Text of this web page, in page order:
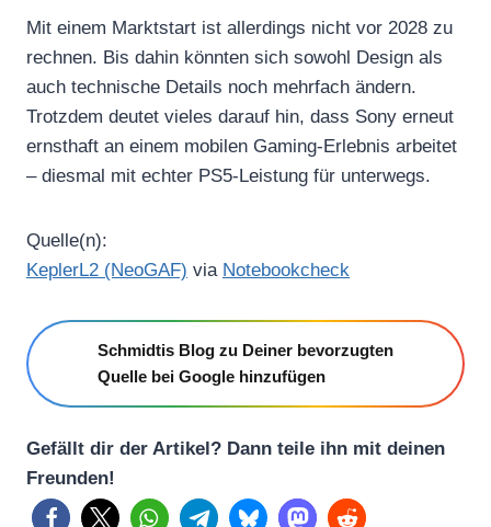
Mit einem Marktstart ist allerdings nicht vor 2028 zu
rechnen. Bis dahin könnten sich sowohl Design als
auch technische Details noch mehrfach ändern.
Trotzdem deutet vieles darauf hin, dass Sony erneut
ernsthaft an einem mobilen Gaming-Erlebnis arbeitet
– diesmal mit echter PS5-Leistung für unterwegs.
Quelle(n):
KeplerL2 (NeoGAF) via Notebookcheck
Schmidtis Blog zu Deiner bevorzugten
Quelle bei Google hinzufügen
Gefällt dir der Artikel? Dann teile ihn mit deinen
Freunden!